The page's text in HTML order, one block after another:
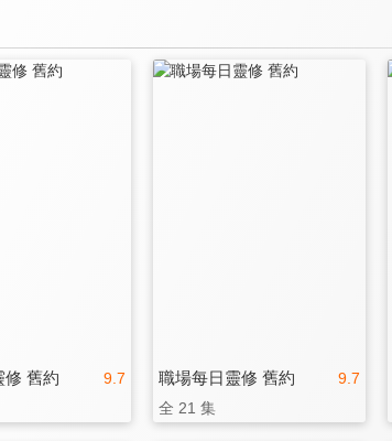
9.7
修 舊約 9.7
職場每日靈修 舊約
全 21 集